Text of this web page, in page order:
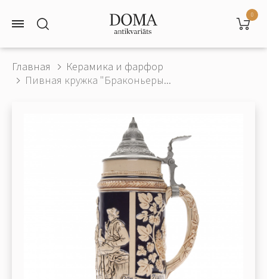
0
Главная
Керамика и фарфор
Пивная кружка "Браконьеры...